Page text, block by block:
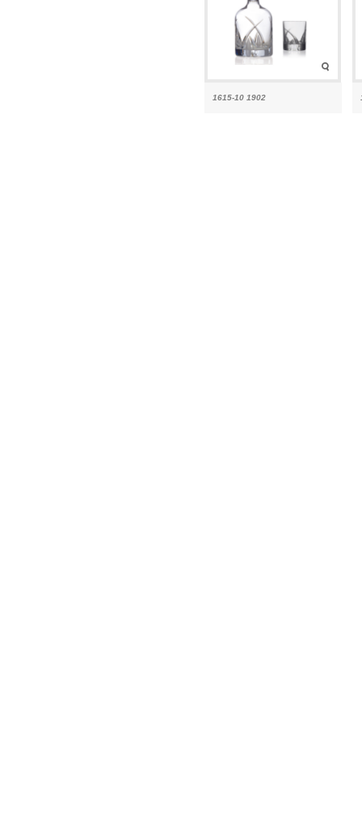
1615-10 1902